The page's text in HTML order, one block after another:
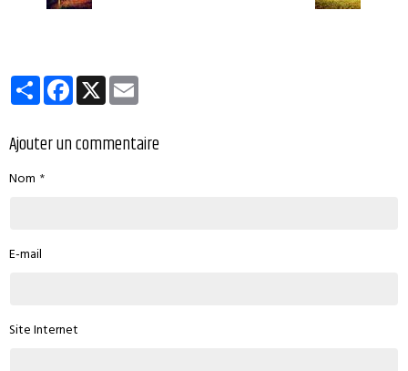
PartagerFacebook
X
Ajouter un commentaire
Nom
E-mail
Site Internet